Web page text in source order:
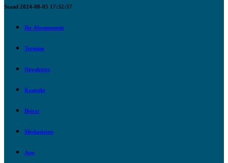
Stand 2024-08-05 17:32:57
Ihr Abonnement
Termine
Newsletter
Kontakt
Beirat
Mediadaten
App